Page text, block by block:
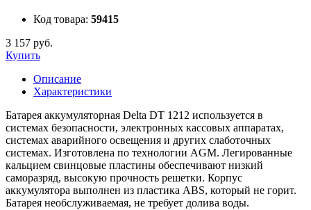
Код товара: 59415
3 157 руб.
Купить
Описание
Характеристики
Батарея аккумуляторная Delta DT 1212 используется в
системах безопасности, электронных кассовых аппаратах,
системах аварийного освещения и других слаботочных
системах. Изготовлена по технологии AGM. Легированные
кальцием свинцовые пластины обеспечивают низкий
саморазряд, высокую прочность решетки. Корпус
аккумулятора выполнен из пластика ABS, который не горит.
Батарея необслуживаемая, не требует долива воды.